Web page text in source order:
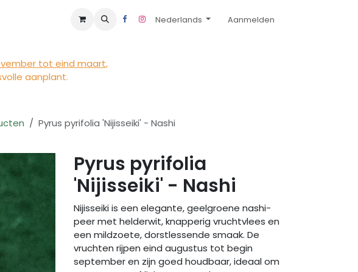
Nederlands Aanmelden
tot eind maart,
aanplant.
Pyrus pyrifolia 'Nijisseiki' - Nashi
Pyrus pyrifolia
'Nijisseiki' - Nashi
Nijisseiki is een elegante, geelgroene nashi-
peer met helderwit, knapperig vruchtvlees en
een mildzoete, dorstlessende smaak. De
vruchten rijpen eind augustus tot begin
september en zijn goed houdbaar, ideaal om